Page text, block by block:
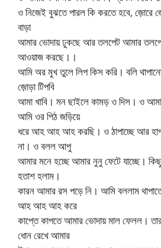
ও নিজেই বুঝতে পারল কি করতে হবে, জ়োরে
বাড়া
আমার ভোদায় ঢুকছে আর তলপেট আমার
আওয়াজ করছে।।
আমি অর মুখ তুলে লিপ কিস করি। বলি
জ়োড়া টিপবি
আমা খাবি। মন ছাইলে কামড় ও দিস। ও
আমি ওর পিঠ জড়িয়ে
ধরে আহ আহ আহ করছি। ও ঠাপাচ্ছে আর
না। ও বলল আপু
আমার মনে হচ্ছে আমার নুনু ফেটে যাচ্ছে।
হতাশ হলাম।
কারন আমার রস পড়ে নি। আমি বললাম
আহ আহ আহ করে
কাপ্তে কাপতে আমার ভোদায় মাল ফেলল।
ধোন রেখে আমার